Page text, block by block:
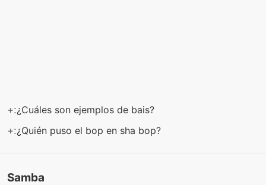
+:¿Cuáles son ejemplos de bais?
+:¿Quién puso el bop en sha bop?
Samba